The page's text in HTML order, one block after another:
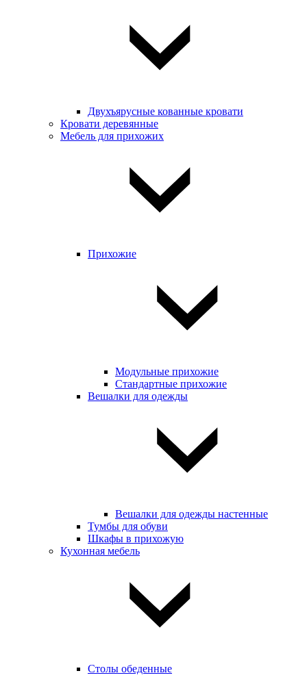
Двухъярусные кованные кровати
Кровати деревянные
Мебель для прихожих
Прихожие
Модульные прихожие
Стандартные прихожие
Вешалки для одежды
Вешалки для одежды настенные
Тумбы для обуви
Шкафы в прихожую
Кухонная мебель
Столы обеденные